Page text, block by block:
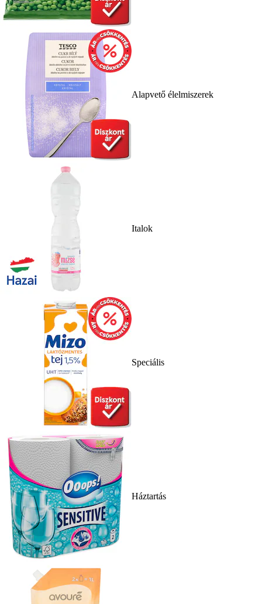
Alapvető élelmiszerek
Italok
Speciális
Háztartás